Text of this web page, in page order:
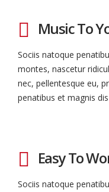
Music To
Sociis natoque
montes, nascetur
nec, pellentesque eu,
penatibus et magnis
Easy To
Sociis natoque